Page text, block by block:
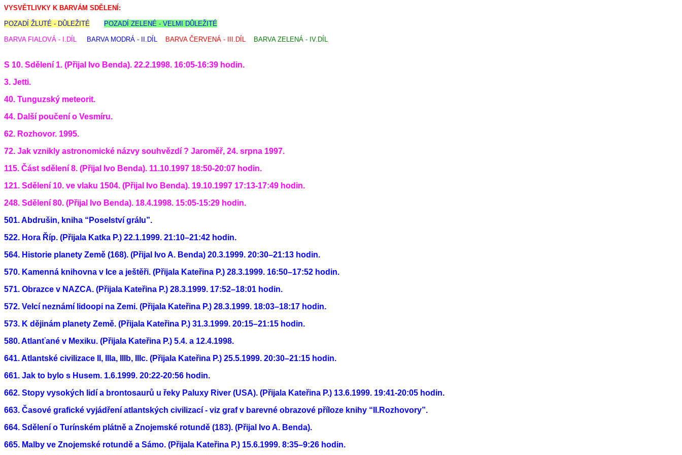
VYSVĚTLIVKY K BARVÁM SDĚLENÍ:
POZADÍ ŽLUTÉ - DŮLEŽITÉ POZADÍ ZELENÉ - VELMI DŮLEŽITÉ
BARVA FIALOVÁ - I.DÍL BARVA MODRÁ - II.DÍL BARVA ČERVENÁ - III.DÍL BARVA ZELENÁ - IV.DÍL
S 10. Sdělení 1. (Přijal Ivo Benda). 22.2.1998. 16:05-16:39 hodin.
3. Jetti.
40. Tunguzský meteorit.
44. Další poučení o Vesmíru.
62. Rozhovor. 1995.
72. Jak vznikly astronomické názvy souhvězdí ? Jaroměř, 24. srpna 1997.
115. Část sdělení 8. (Přijal Ivo Benda). 11.10.1997 18:50-20:07 hodin.
121. Sdělení 10. ve vlaku 1504. (Přijal Ivo Benda). 19.10.1997 17:13-17:49 hodin.
248. Sdělení 80. (Přijal Ivo Benda). 18.4.1998. 15:05-15:29 hodin.
501. Abdrušin, kniha “Poselství grálu”.
522. Hora Říp. (Přijala Katka P.) 22.1.1999. 21:10–21:42 hodin.
564. Historie planety Země (168). (Přijal Ivo A. Benda) 20.3.1999. 20:30–21:13 hodin.
570. Kamenná knihovna v Ice a ještěři. (Přijala Kateřina P.) 28.3.1999. 16:50–17:52 hodin.
571. Obrazce v NAZCA. (Přijala Kateřina P.) 28.3.1999. 17:52–18:01 hodin.
572. Velcí neznámí lidoopi na Zemi. (Přijala Kateřina P.) 28.3.1999. 18:03–18:17 hodin.
573. K dějinám planety Země. (Přijala Kateřina P.) 31.3.1999. 20:15–21:15 hodin.
580. Atlanťané v Mexiku. (Přijala Kateřina P.) 5.4. a 12.4.1998.
641. Atlantské civilizace II, IIIa, IIIb, IIIc. (Přijala Kateřina P.) 25.5.1999. 20:30–21:15 hodin.
661. Jak to bylo s Husem. 1.6.1999. 20:22-20:56 hodin.
662. Stopy vysokých lidí a brontosaurů u řeky Paluxy River (USA). (Přijala Kateřina P.) 13.6.1999. 19:41-20:05 hodin.
663. Časové grafické vyjádření atlantských civilizací - viz graf v barevné obrazové příloze knihy “II.Rozhovory”.
664. Sdělení o Turínském plátně a Znojemské rotundě (183). (Přijal Ivo A. Benda).
665. Malby ve Znojemské rotundě a Sámo. (Přijala Kateřina P.) 15.6.1999. 8:35–9:26 hodin.